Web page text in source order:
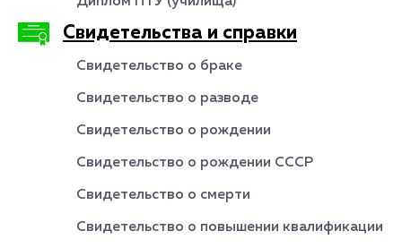
Свидетельства и справки
Свидетельство о браке
Свидетельство о разводе
Свидетельство о рождении
Свидетельство о рождении СССР
Свидетельство о смерти
Свидетельство о повышении квалификации